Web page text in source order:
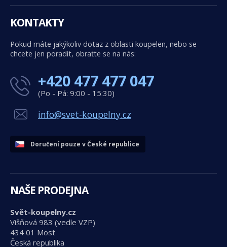
KONTAKTY
Pokud máte jakýkoliv dotaz z oblasti koupelen, nebo se
chcete jen poradit, obraťte se na nás:
+420 477 477 047
(Po - Pá: 9:00 - 15:30)
info@svet-koupelny.cz
Doručení pouze v České republice
NAŠE PRODEJNA
Svět-koupelny.cz
Višňová 983 (vedle VZP)
434 01 Most
Česká republika